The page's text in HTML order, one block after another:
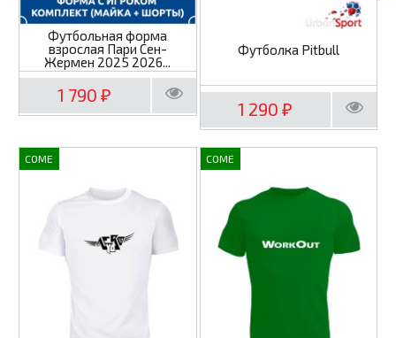
Футбольная форма
взрослая Пари Сен-
Жермен 2025 2026...
1 790₽
Футболка Pitbull
1 290₽
COME COME